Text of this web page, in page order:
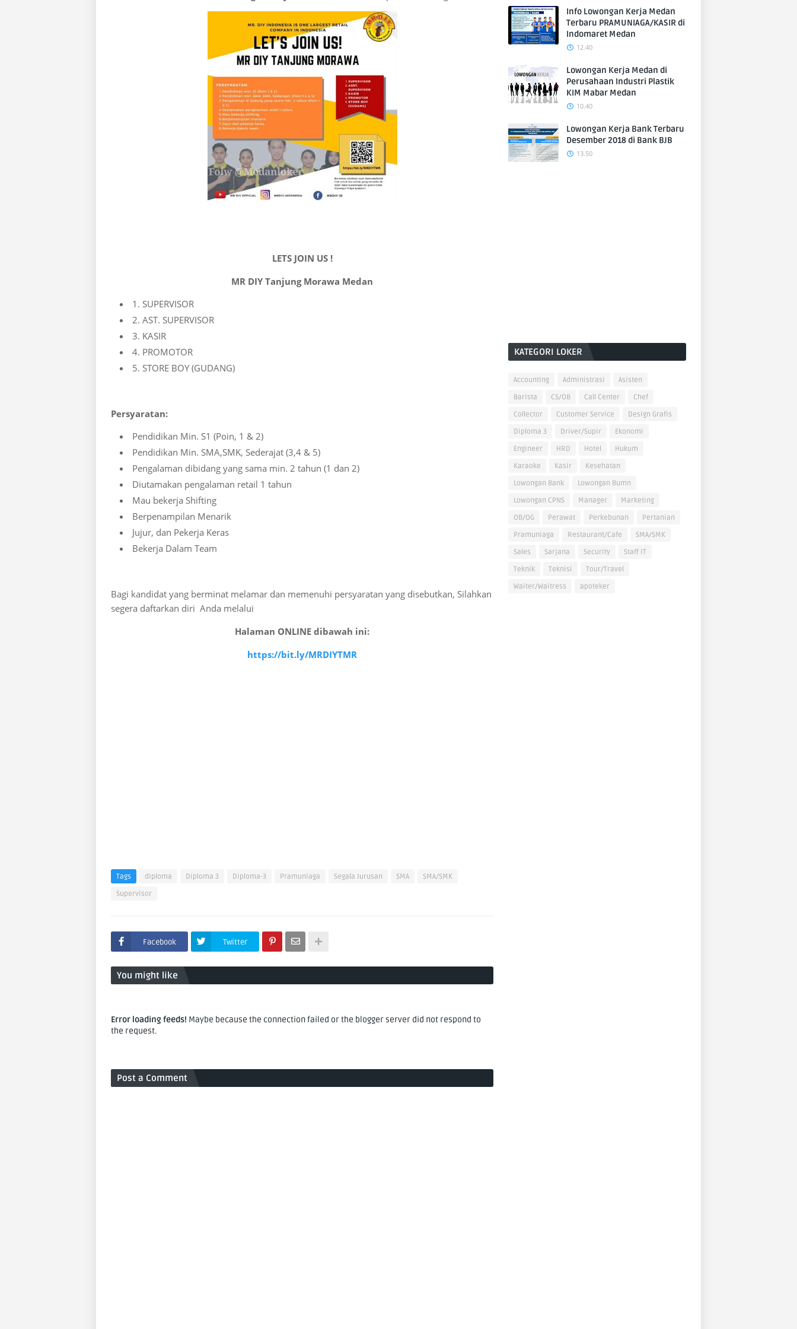
LETS JOIN US !
MR DIY Tanjung Morawa Medan
1. SUPERVISOR
2. AST. SUPERVISOR
3. KASIR
4. PROMOTOR
5. STORE BOY (GUDANG)
Persyaratan:
Pendidikan Min. S1 (Poin, 1 & 2)
Pendidikan Min. SMA,SMK, Sederajat (3,4 & 5)
Pengalaman dibidang yang sama min. 2 tahun (1 dan 2)
Diutamakan pengalaman retail 1 tahun
Mau bekerja Shifting
Berpenampilan Menarik
Jujur, dan Pekerja Keras
Bekerja Dalam Team
Bagi kandidat yang berminat melamar dan memenuhi persyaratan yang disebutkan, Silahkan
segera daftarkan diri Anda melalui
Halaman ONLINE dibawah ini:
https://bit.ly/MRDIYTMR
Tags diploma Diploma 3 Diploma-3 Pramuniaga Segala Jurusan SMA
SMA/SMK
Supervisor
Facebook Twitter
You might like
Error loading feeds! Maybe because the connection failed or the blogger server did not respond to
the request.
Post a Comment
Info Lowongan Kerja Medan
Terbaru PRAMUNIAGA/KASIR di
Indomaret Medan
12.40
Lowongan Kerja Medan di
Perusahaan Industri Plastik
KIM Mabar Medan
10.40
Lowongan Kerja Bank Terbaru
Desember 2018 di Bank BJB
13.50
KATEGORI LOKER
Accounting Administrasi
Asisten
Barista
CS/OB Call Center
Chef
Collector
Customer Service
Design Grafis
Diploma 3
Driver/Supir
Ekonomi
Engineer
HRD Hotel
Hukum
Karaoke
Kasir
Kesehatan
Lowongan Bank
Lowongan Bumn
Lowongan CPNS
Manager
Marketing
OB/OG
Perawat Perkebunan
Pertanian
Pramuniaga
Restaurant/Cafe
SMA/SMK
Sales
Sarjana Security
Staff IT
Teknik
Teknisi
Tour/Travel
Waiter/Waitress
apoteker